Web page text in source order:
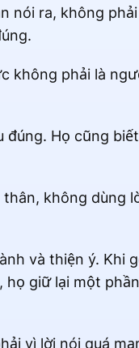
nói ra, không
không phải là
đúng. Họ cũng
không dùng
và thiện ý. Khi
giữ lại một
vì lời nói quá